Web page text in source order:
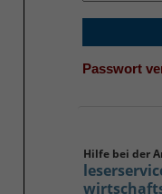
Passwort
Hilfe bei der